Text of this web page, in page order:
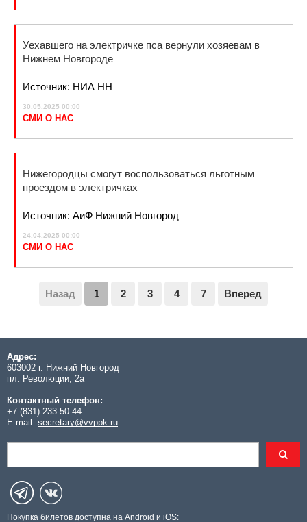
Уехавшего на электричке пса вернули хозяевам в
Нижнем Новгороде
Источник: НИА НН
30.05.2025 00:00
СМИ О НАС
Нижегородцы смогут воспользоваться льготным
проездом в электричках
Источник: АиФ Нижний Новгород
24.04.2025 00:00
СМИ О НАС
Назад 1 2 3 4 7 Вперед
Адрес:
603002 г. Нижний Новгород
пл. Революции, 2а
Контактный телефон:
+7 (831) 233-50-44
E-mail: secretary@vvppk.ru
Покупка билетов доступна на Android и iOS: